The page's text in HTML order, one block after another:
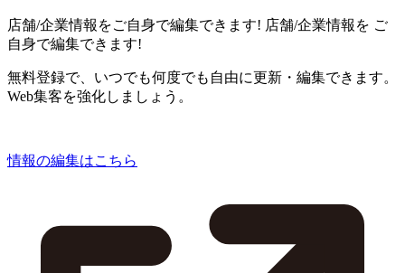
店舗/企業情報をご自身で編集できます! 店舗/企業情報を ご
自身で編集できます!
無料登録で、いつでも何度でも自由に更新・編集できます。
Web集客を強化しましょう。
情報の編集はこちら